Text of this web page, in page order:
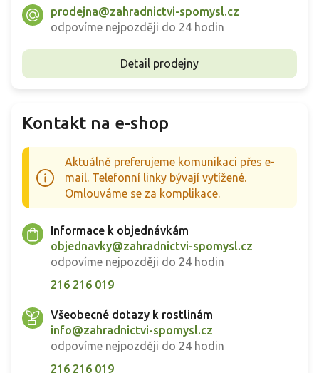
prodejna@zahradnictvi-spomysl.cz
odpovíme nejpozději do 24 hodin
Detail prodejny
Kontakt na e-shop
Aktuálně preferujeme komunikaci přes e-
mail. Telefonní linky bývají vytížené.
Omlouváme se za komplikace.
Informace k objednávkám
objednavky@zahradnictvi-spomysl.cz
odpovíme nejpozději do 24 hodin
216 216 019
Všeobecné dotazy k rostlinám
info@zahradnictvi-spomysl.cz
odpovíme nejpozději do 24 hodin
216 216 019